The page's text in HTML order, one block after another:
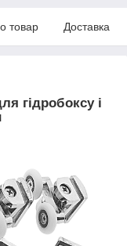
товар Доставка
гідробоксу і